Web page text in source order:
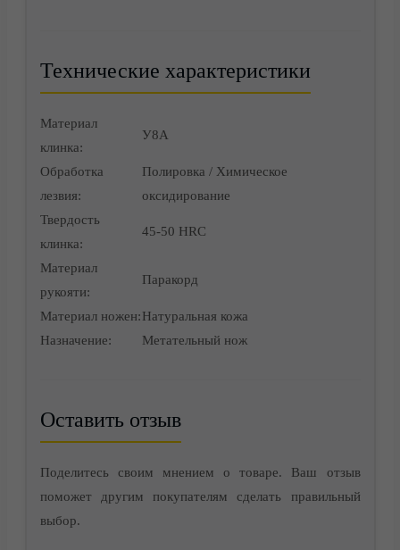
Технические характеристики
Материал
клинка:
У8А
Обработка
лезвия:
Полировка / Химическое
оксидирование
Твердость
клинка:
45-50 HRC
Материал
рукояти:
Паракорд
Материал ножен:Натуральная кожа
Назначение:
Метательный нож
Оставить отзыв
Поделитесь своим мнением о товаре. Ваш отзыв
поможет другим покупателям сделать правильный
выбор.